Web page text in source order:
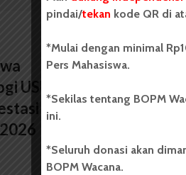
USU
di
pindai/tekan kode QR di
*Mulai dengan minimal
Pers Mahasiswa.
*Sekilas tentang BOPM
ini.
*Seluruh donasi akan
BOPM Wacana.